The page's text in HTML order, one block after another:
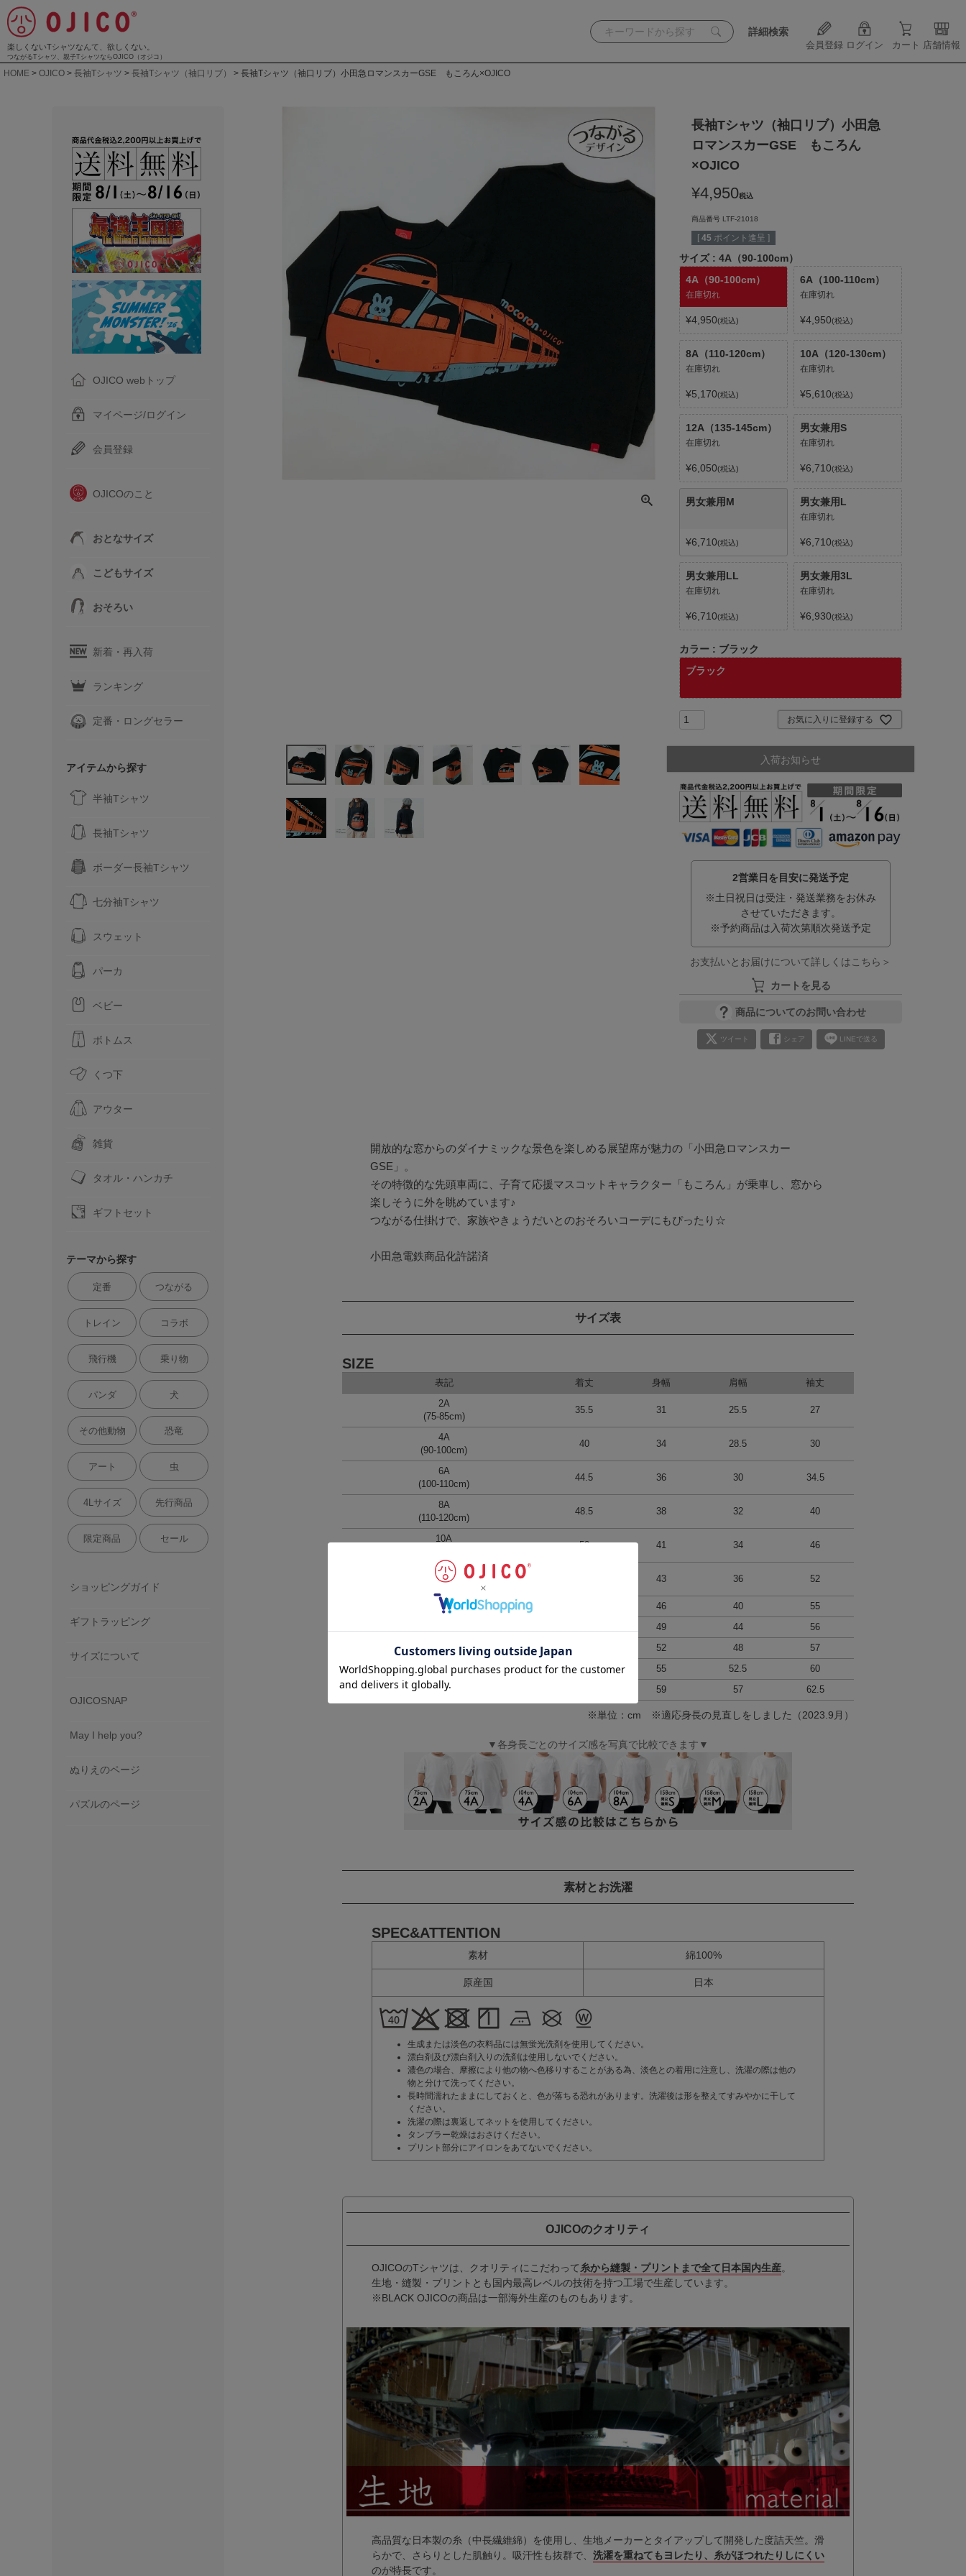
楽しくないTシャツなんて、欲しくない。
つながるTシャツ、親子TシャツならOJICO（オジコ）
詳細検索
会員登録 ログイン カート 店舗情報
HOME OJICO 長袖Tシャツ 長袖Tシャツ（袖口リブ） 長袖Tシャツ（袖口リブ）小田急ロマンスカーGSE もころん×OJICO
OJICO webトップ
マイページ/ログイン
会員登録
OJICOのこと
おとなサイズ
こどもサイズ
おそろい
新着・再入荷
ランキング
定番・ロングセラー
アイテムから探す
半袖Tシャツ
長袖Tシャツ
ボーダー長袖Tシャツ
七分袖Tシャツ
スウェット
パーカ
ベビー
ボトムス
くつ下
アウター
雑貨
タオル・ハンカチ
ギフトセット
テーマから探す
定番 つながる
トレイン コラボ
飛行機 乗り物
パンダ 犬
その他動物 恐竜
アート 虫
4Lサイズ 先行商品
限定商品 セール
ショッピングガイド
ギフトラッピング
サイズについて
OJICOSNAP
May I help you?
ぬりえのページ
パズルのページ
長袖Tシャツ（袖口リブ）小田急
ロマンスカーGSE もころん
×OJICO
¥4,950税込
商品番号 LTF-21018
[ 45 ポイント進呈 ]
サイズ
4A（90-100cm）
4A（90-100cm）
在庫切れ
¥4,950 税込
6A（100-110cm）
在庫切れ
¥4,950 税込
8A（110-120cm）
在庫切れ
¥5,170 税込
10A（120-130cm）
在庫切れ
¥5,610 税込
12A（135-145cm）
在庫切れ
¥6,050 税込
男女兼用S
在庫切れ
¥6,710 税込
男女兼用M
¥6,710 税込
男女兼用L
在庫切れ
¥6,710 税込
男女兼用LL
在庫切れ
¥6,710 税込
男女兼用3L
在庫切れ
¥6,930 税込
カラー
ブラック
ブラック
お気に入りに登録する
入荷お知らせ
2営業日を目安に発送予定
※土日祝日は受注・発送業務をお休み
させていただきます。
※予約商品は入荷次第順次発送予定
お支払いとお届けについて詳しくはこちら＞
カートを見る
商品についてのお問い合わせ
ツイート シェア LINEで送る
開放的な窓からのダイナミックな景色を楽しめる展望席が魅力の「小田急ロマンスカー
GSE」。
その特徴的な先頭車両に、子育て応援マスコットキャラクター「もころん」が乗車し、窓から
楽しそうに外を眺めています♪
つながる仕掛けで、家族やきょうだいとのおそろいコーデにもぴったり☆
小田急電鉄商品化許諾済
サイズ表
SIZE
表記 着丈 身幅 肩幅 袖丈
2A
(75-85cm)
35.5 31 25.5 27
4A
(90-100cm)
40 34 28.5 30
6A
(100-110cm)
44.5 36 30 34.5
8A
(110-120cm)
48.5 38 32 40
10A
52 41 34 46
12A
(135-145cm)
43 36 52
男女兼用S 46 40 55
49 44 56
男女兼用L 52 48 57
男女兼用LL 73 55 52.5 60
男女兼用3L 59 57 62.5
※単位：cm ※適応身長の見直しをしました（2023.9月）
▼各身長ごとのサイズ感を写真で比較できます▼
素材とお洗濯
SPEC&ATTENTION
素材 綿100%
原産国 日本
生成または淡色の衣料品には無蛍光洗剤を使用してください。
漂白剤及び漂白剤入りの洗剤は使用しないでください。
濃色の場合、摩擦により他の物へ色移りすることがある為、淡色との着用に注意し、洗濯の際は他の
物と分けて洗ってください。
長時間濡れたままにしておくと、色が落ちる恐れがあります。洗濯後は形を整えてすみやかに干して
ください。
洗濯の際は裏返してネットを使用してください。
タンブラー乾燥はおさけください。
プリント部分にアイロンをあてないでください。
OJICOのクオリティ
OJICOのTシャツは、クオリティにこだわって糸から縫製・プリントまで全て日本国内生産。
生地・縫製・プリントとも国内最高レベルの技術を持つ工場で生産しています。
※BLACK OJICOの商品は一部海外生産のものもあります。
高品質な日本製の糸（中長繊維綿）を使用し、生地メーカーとタイアップして開発した度詰天竺。滑
らかで、さらりとした肌触り。吸汗性も抜群で、 洗濯を重ねてもヨレたり、糸がほつれたりしにくい
のが特長です。